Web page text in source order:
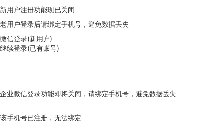
新用户注册功能现已关闭
老用户登录后请绑定手机号，避免数据丢失
微信登录(新用户)
继续登录(已有账号)
企业微信登录功能即将关闭，请绑定手机号，避免数据丢失
该手机号已注册，无法绑定